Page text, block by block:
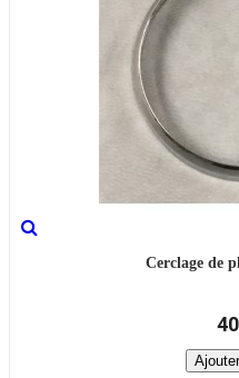
Cerclage de